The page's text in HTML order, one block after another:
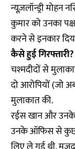
न्यूज़लॉन्ड्री मोहन
कुमार को उनका
करने से इनकार
कैसे हुई गिरफ्तारी?
चश्मदीदों से
दो आरोपियों (जो
मुलाकात की.
रईस खान और उनके
उनके ऑफिस से कुछ